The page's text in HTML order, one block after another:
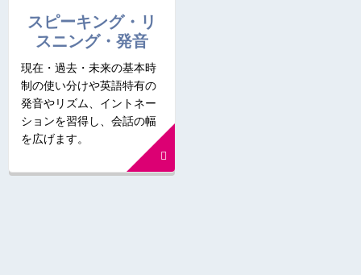
スピーキング・リ
スニング・発音
現在・過去・未来の基本時
制の使い分けや英語特有の
発音やリズム、イントネー
ションを習得し、会話の幅
を広げます。